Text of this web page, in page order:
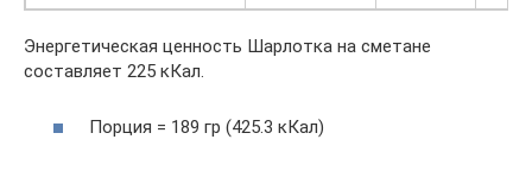
Энергетическая ценность Шарлотка на сметане
составляет 225 кКал.
Порция = 189 гр (425.3 кКал)